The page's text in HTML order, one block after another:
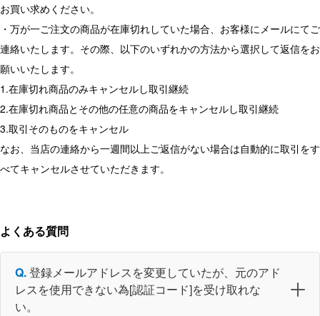
お買い求めください。
・万が一ご注文の商品が在庫切れしていた場合、お客様にメールにてご
連絡いたします。その際、以下のいずれかの方法から選択して返信をお
願いいたします。
1.在庫切れ商品のみキャンセルし取引継続
2.在庫切れ商品とその他の任意の商品をキャンセルし取引継続
3.取引そのものをキャンセル
なお、当店の連絡から一週間以上ご返信がない場合は自動的に取引をす
べてキャンセルさせていただきます。
よくある質問
登録メールアドレスを変更していたが、元のアド
レスを使用できない為[認証コード]を受け取れな
い。